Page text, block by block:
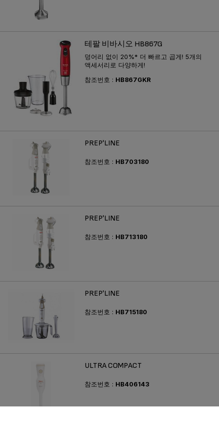
테팔 비바시오 HB867G
덩어리 없이 20%* 더 빠르고 곱게! 5개의
액세서리로 다양하게!
참조번호 : HB867GKR
PREP'LINE
참조번호 : HB703180
PREP'LINE
참조번호 : HB713180
PREP'LINE
참조번호 : HB715180
ULTRA COMPACT
참조번호 : HB406143